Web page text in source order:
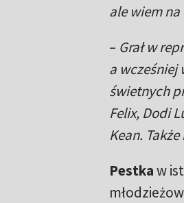
ale wiem
– Grał w
a wcześniej
świetnych
Felix, Dodi
Kean.
Pestkaw